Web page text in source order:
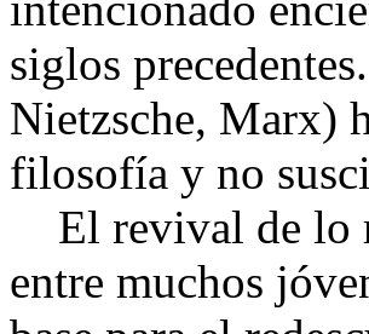
siglos
Nietzsche, Marx)
filosofía y no
El revival de lo
entre muchos